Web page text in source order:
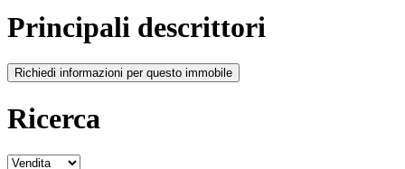
Principali descrittori
Richiedi informazioni per questo immobile
Ricerca